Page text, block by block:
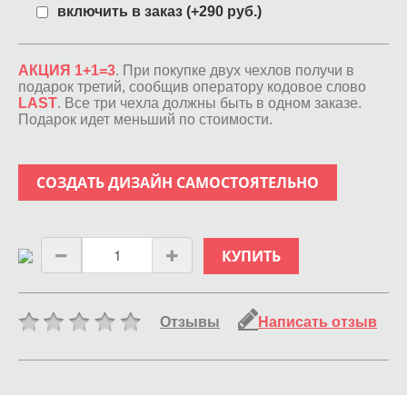
включить в заказ (+290 руб.)
АКЦИЯ 1+1=3. При покупке двух чехлов получи в
подарок третий, сообщив оператору кодовое слово
LAST. Все три чехла должны быть в одном заказе.
Подарок идет меньший по стоимости.
СОЗДАТЬ ДИЗАЙН САМОСТОЯТЕЛЬНО
КУПИТЬ
Отзывы Написать отзыв